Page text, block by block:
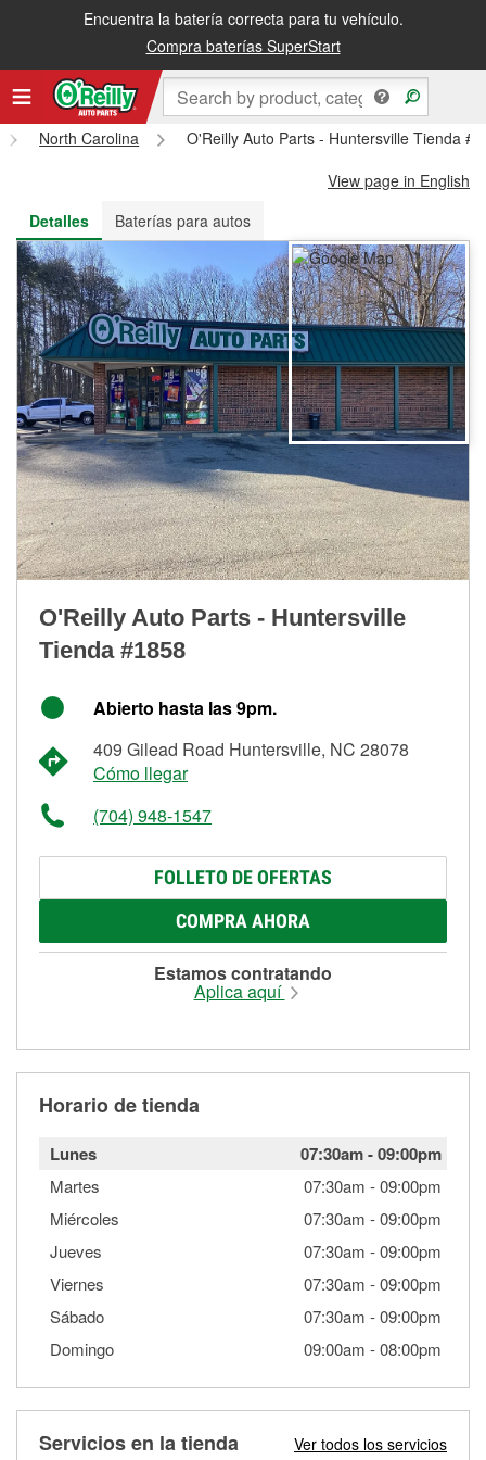
Encuentra la batería correcta para tu vehículo.
Compra baterías SuperStart
Recibe tu orden gratis al día siguiente o recógela en la tienda
North Carolina
O'Reilly Auto Parts - Huntersville Tienda
View page in English
Detalles
Baterías para autos
O'Reilly Auto Parts - Huntersville
Tienda #1858
Abierto hasta las 9pm.
409 Gilead Road Huntersville, NC 28078
Cómo llegar
(704) 948-1547
FOLLETO DE OFERTAS
COMPRA AHORA
Estamos contratando
Aplica aquí
Horario de tienda
Lunes 07:30am-09:00pm
Martes 07:30am -09:00pm
Miércoles
07:30am -09:00pm
Jueves
07:30am -09:00pm
Viernes
07:30am -09:00pm
Sábado
07:30am -09:00pm
Domingo
09:00am -08:00pm
Servicios en la tienda Ver todos los servicios